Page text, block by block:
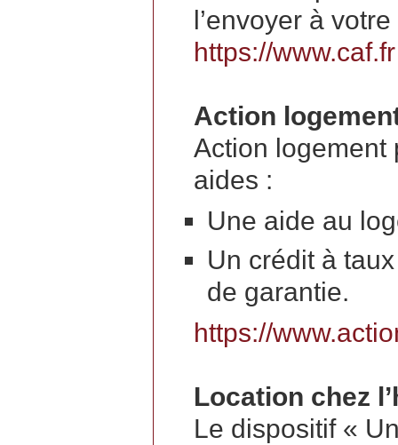
l’envoyer à votre
https://www.caf.fr
Action
Action logement
aides :
Une aide au
Un crédit à
de garantie.
https://
Location chez
Le dispositif «